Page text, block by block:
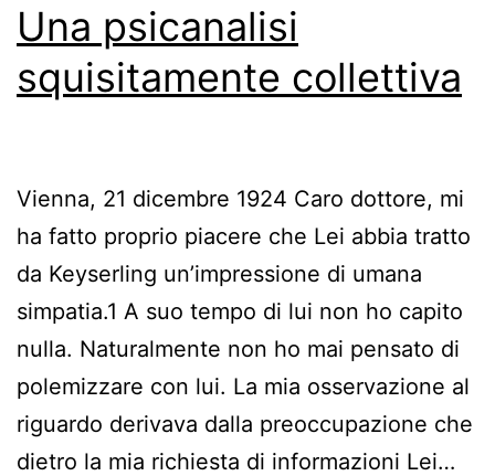
Una psicanalisi
squisitamente collettiva
Vienna, 21 dicembre 1924 Caro dottore, mi
ha fatto proprio piacere che Lei abbia tratto
da Keyserling un’impressione di umana
simpatia.1 A suo tempo di lui non ho capito
nulla. Naturalmente non ho mai pensato di
polemizzare con lui. La mia osservazione al
riguardo derivava dalla preoccupazione che
dietro la mia richiesta di informazioni Lei…